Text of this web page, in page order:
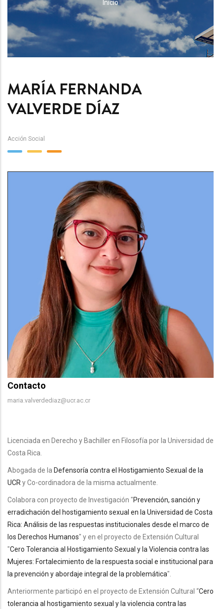
RUTA
DE
NAVEGACIÓN
Inicio
MARÍA FERNANDA
VALVERDE DÍAZ
Acción Social
Contacto
Contacto
maria.valverdediaz@ucr.ac.cr
Body
Licenciada en Derecho y Bachiller en Filosofía por la Universidad de
Costa Rica.
Abogada de la Defensoría contra el Hostigamiento Sexual de la
UCRy Co-cordinadora de la misma actualmente.
Colabora con proyecto de Investigación "Prevención, sanción y
erradichación del hostigamiento sexual en la Universidad de Costa
Rica: Análisis de las respuestas institucionales desde el marco de
los Derechos Humanos" y en el proyecto de Extensión Cultural
"Cero Tolerancia al Hostigamiento Sexual y la Violencia contra las
Mujeres: Fortalecimiento de la respuesta social e institucional para
la prevención y abordaje integral de la problemática".
Anteriormente participó en el proyecto de Extensión Cultural “Cero
tolerancia al hostigamiento sexual y la violencia contra las